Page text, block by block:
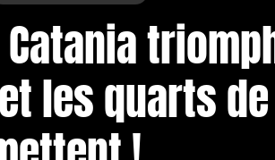
les quarts de